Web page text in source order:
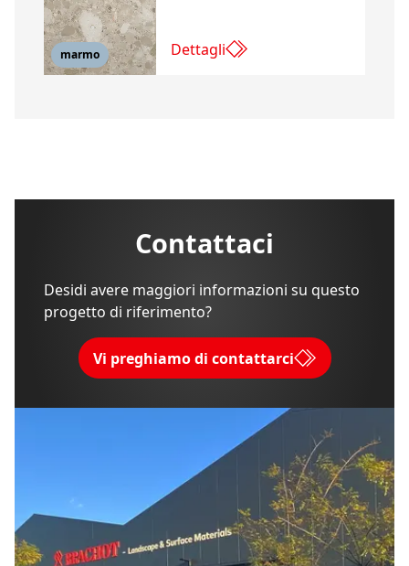
marmo Dettagli
Contattaci
Desidi avere maggiori informazioni su questo
progetto di riferimento?
Vi preghiamo di contattarci